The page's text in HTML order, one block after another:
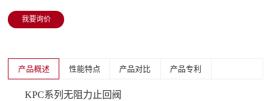
我要询价
产品概述 性能特点 产品对比 产品专利
KPC系列无阻力止回阀